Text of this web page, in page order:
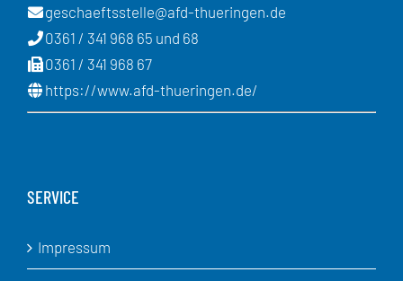
geschaeftsstelle@afd-thueringen.de
0361 / 341 968 65 und 68
0361 / 341 968 67
https://www.afd-thueringen.de/
SERVICE
Impressum